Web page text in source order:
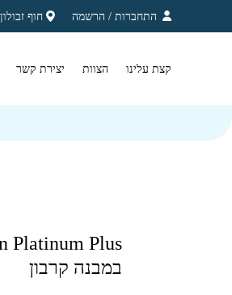
Skip to Content
התחברות / הרשמה חוף
קצת עלינו הצוות יצירת קשר
במבנה קרבון